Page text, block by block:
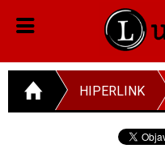
HIPERLINK